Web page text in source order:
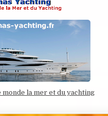
monde la mer et du yachting